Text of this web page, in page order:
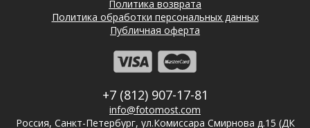
Политика возврата
Политика обработки персональных данных
Публичная оферта
+7 (812) 907-17-81
info@fotomost.com
Россия, Санкт-Петербург, ул.Комиссара Смирнова д.15 (ДК